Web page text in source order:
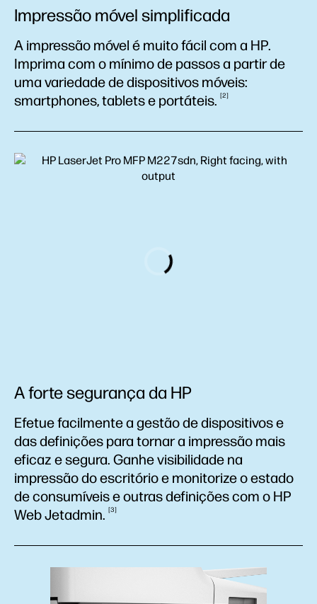
Impressão móvel simplificada
A impressão móvel é muito fácil com a HP.
Imprima com o mínimo de passos a partir de
uma variedade de dispositivos móveis:
smartphones, tablets e portáteis. 2
A forte segurança da HP
Efetue facilmente a gestão de dispositivos e
das definições para tornar a impressão mais
eficaz e segura. Ganhe visibilidade na
impressão do escritório e monitorize o estado
de consumíveis e outras definições com o HP
WebJetadmin. 3